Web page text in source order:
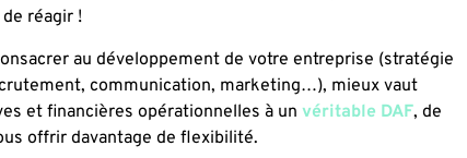
réagir !
au développement de votre entreprise (stratégie
communication, marketing…), mieux vaut
et financières opérationnelles à un véritable DAF, de
offrir davantage de flexibilité.